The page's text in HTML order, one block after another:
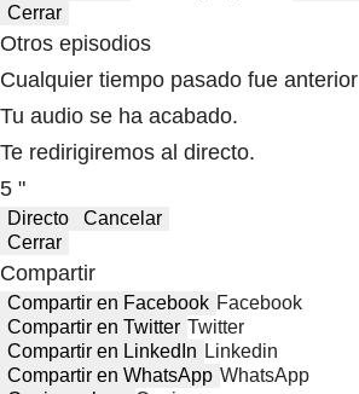
Cerrar
Otros episodios
Cualquier tiempo pasado fue anterior
Tu audio se ha acabado.
Te redirigiremos al directo.
5 "
Directo
Cancelar
Cerrar
Compartir
Compartir en Facebook Facebook
Compartir en Twitter Twitter
Compartir en LinkedIn Linkedin
Compartir en WhatsApp WhatsApp